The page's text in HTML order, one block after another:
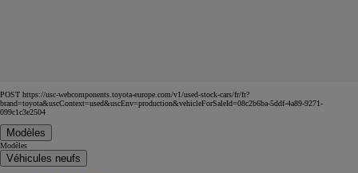
POST https://usc-webcomponents.toyota-europe.com/v1/used-stock-cars/fr/fr?
brand=toyota&uscContext=used&uscEnv=production&vehicleForSaleId=08c2b6ba-5ddf-4a89-9271-
099c1c3e2504
Modèles
Modèles
Véhicules neufs